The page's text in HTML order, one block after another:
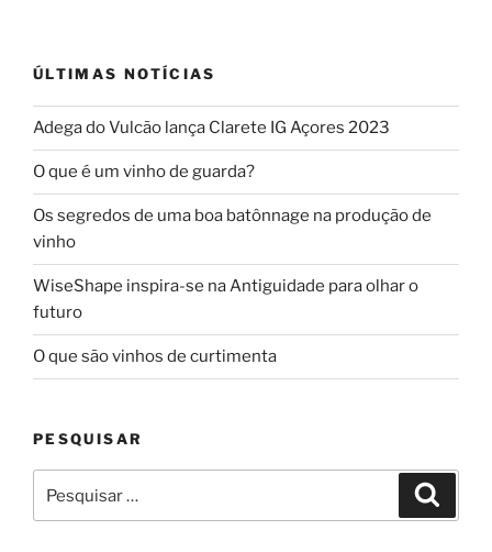
ÚLTIMAS NOTÍCIAS
Adega do Vulcão lança Clarete IG Açores 2023
O que é um vinho de guarda?
Os segredos de uma boa batônnage na produção de
vinho
WiseShape inspira-se na Antiguidade para olhar o
futuro
O que são vinhos de curtimenta
PESQUISAR
por: